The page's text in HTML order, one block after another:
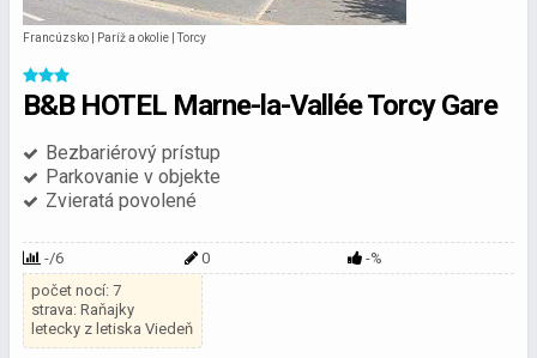
Francúzsko | Paríž a okolie | Torcy
B&B HOTEL Marne-la-Vallée Torcy Gare
Bezbariérový prístup
Parkovanie v objekte
Zvieratá povolené
-/6 0
-%
počet nocí: 7
strava: Raňajky
letecky z letiska Viedeň